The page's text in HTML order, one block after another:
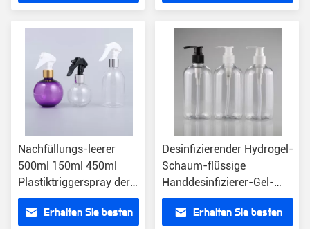
Nachfüllungs-leerer
500ml 150ml 450ml
Plastiktriggerspray der
großen Schaum-
Handdesinfizierer-
Erhalten Sie besten
Desinfizierender Hydrogel-
Schaum-flüssige
Handdesinfizierer-Gel-
Pumpflasche-Zufuhr 12
Unze 350mlErhalten Sie besten